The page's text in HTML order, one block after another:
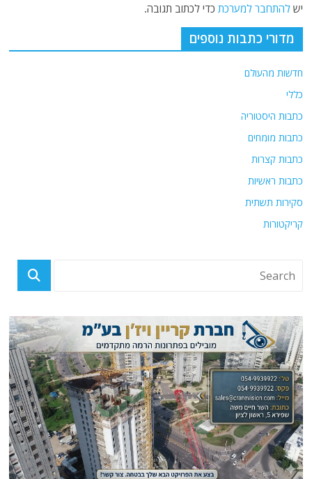
ישלהתחבר למערכת כדי לכתוב תגובה.
מדורי כתבות נוספים
חדשות מהעולם
כללי
כתבות היסטוריה
כתבות מומחים
כתבות קצרות
כתבות ראשיות
סקירות תשתית
קריקטורות